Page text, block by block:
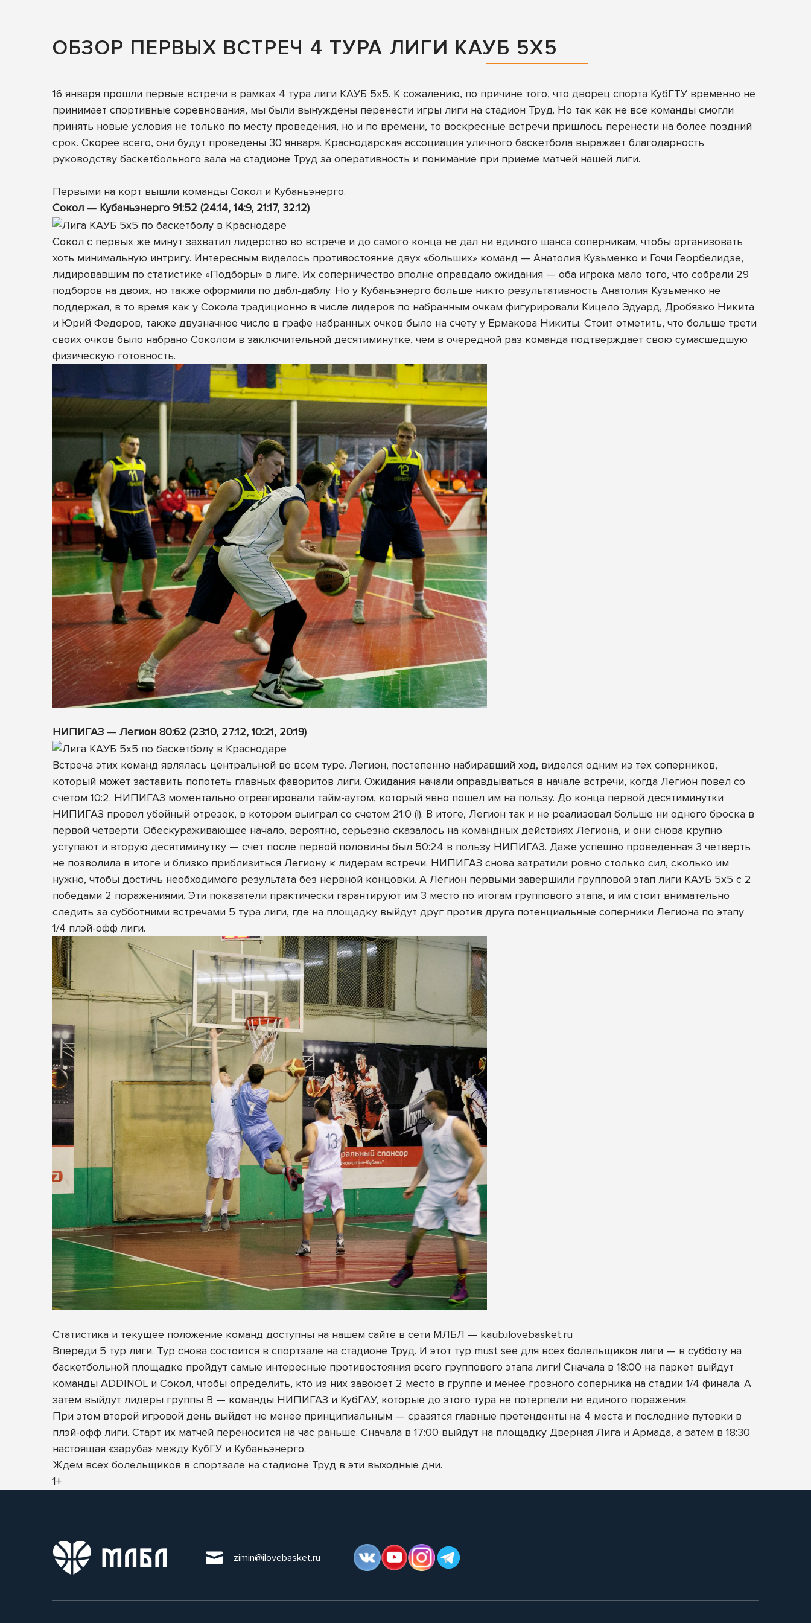
ОБЗОР ПЕРВЫХ ВСТРЕЧ 4 ТУРА ЛИГИ КАУБ 5Х5
16 января прошли первые встречи в рамках 4 тура лиги КАУБ 5х5. К сожалению, по причине того, что дворец спорта КубГТУ временно не
принимает спортивные соревнования, мы были вынуждены перенести игры лиги на стадион Труд. Но так как не все команды смогли
принять новые условия не только по месту проведения, но и по времени, то воскресные встречи пришлось перенести на более поздний
срок. Скорее всего, они будут проведены 30 января. Краснодарская ассоциация уличного баскетбола выражает благодарность
руководству баскетбольного зала на стадионе Труд за оперативность и понимание при приеме матчей нашей лиги.
Первыми на корт вышли команды Сокол и Кубаньэнерго.
Сокол — Кубаньэнерго 91:52 (24:14, 14:9, 21:17, 32:12)
Сокол с первых же минут захватил лидерство во встрече и до самого конца не дал ни единого шанса соперникам, чтобы организовать
хоть минимальную интригу. Интересным виделось противостояние двух «больших» команд — Анатолия Кузьменко и Гочи Георбелидзе,
лидировавшим по статистике «Подборы» в лиге. Их соперничество вполне оправдало ожидания — оба игрока мало того, что собрали 29
подборов на двоих, но также оформили по дабл-даблу. Но у Кубаньэнерго больше никто результативность Анатолия Кузьменко не
поддержал, в то время как у Сокола традиционно в числе лидеров по набранным очкам фигурировали Кицело Эдуард, Дробязко Никита
и Юрий Федоров, также двузначное число в графе набранных очков было на счету у Ермакова Никиты. Стоит отметить, что больше трети
своих очков было набрано Соколом в заключительной десятиминутке, чем в очередной раз команда подтверждает свою сумасшедшую
физическую готовность.
НИПИГАЗ — Легион 80:62 (23:10, 27:12, 10:21, 20:19)
Встреча этих команд являлась центральной во всем туре. Легион, постепенно набиравший ход, виделся одним из тех соперников,
который может заставить попотеть главных фаворитов лиги. Ожидания начали оправдываться в начале встречи, когда Легион повел со
счетом 10:2. НИПИГАЗ моментально отреагировали тайм-аутом, который явно пошел им на пользу. До конца первой десятиминутки
НИПИГАЗ провел убойный отрезок, в котором выиграл со счетом 21:0 (!). В итоге, Легион так и не реализовал больше ни одного броска в
первой четверти. Обескураживающее начало, вероятно, серьезно сказалось на командных действиях Легиона, и они снова крупно
уступают и вторую десятиминутку — счет после первой половины был 50:24 в пользу НИПИГАЗ. Даже успешно проведенная 3 четверть
не позволила в итоге и близко приблизиться Легиону к лидерам встречи. НИПИГАЗ снова затратили ровно столько сил, сколько им
нужно, чтобы достичь необходимого результата без нервной концовки. А Легион первыми завершили групповой этап лиги КАУБ 5х5 с 2
победами 2 поражениями. Эти показатели практически гарантируют им 3 место по итогам группового этапа, и им стоит внимательно
следить за субботними встречами 5 тура лиги, где на площадку выйдут друг против друга потенциальные соперники Легиона по этапу
1/4 плэй-офф лиги.
Статистика и текущее положение команд доступны на нашем сайте в сети МЛБЛ — kaub.ilovebasket.ru
Впереди 5 тур лиги. Тур снова состоится в спортзале на стадионе Труд. И этот тур must see для всех болельщиков лиги — в субботу на
баскетбольной площадке пройдут самые интересные противостояния всего группового этапа лиги! Сначала в 18:00 на паркет выйдут
команды ADDINOL и Сокол, чтобы определить, кто из них завоюет 2 место в группе и менее грозного соперника на стадии 1/4 финала. А
затем выйдут лидеры группы B — команды НИПИГАЗ и КубГАУ, которые до этого тура не потерпели ни единого поражения.
При этом второй игровой день выйдет не менее принципиальным — сразятся главные претенденты на 4 места и последние путевки в
плэй-офф лиги. Старт их матчей переносится на час раньше. Сначала в 17:00 выйдут на площадку Дверная Лига и Армада, а затем в 18:30
настоящая «заруба» между КубГУ и Кубаньэнерго.
Ждем всех болельщиков в спортзале на стадионе Труд в эти выходные дни.
1+
zimin@ilovebasket.ru